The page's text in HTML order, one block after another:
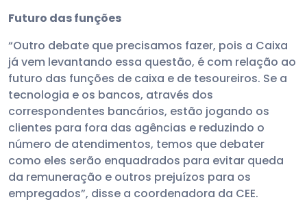
Futuro das funções
“Outro debate que precisamos fazer, pois a Caixa
já vem levantando essa questão, é com relação ao
futuro das funções de caixa e de tesoureiros. Se a
tecnologia e os bancos, através dos
correspondentes bancários, estão jogando os
clientes para fora das agências e reduzindo o
número de atendimentos, temos que debater
como eles serão enquadrados para evitar queda
da remuneração e outros prejuízos para os
empregados”, disse a coordenadora da CEE.